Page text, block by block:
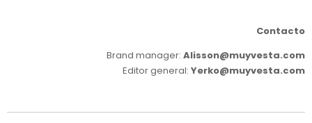
Contacto
Brand manager: Alisson@muyvesta.com
Editor general: Yerko@muyvesta.com